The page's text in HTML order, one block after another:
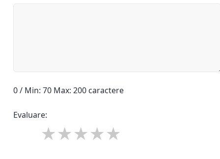
0 / Min: 70 Max: 200 caractere
Evaluare: